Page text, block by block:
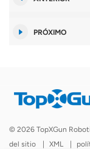
PRÓXIMO
© 2026 TopXGun
del sitio
XML